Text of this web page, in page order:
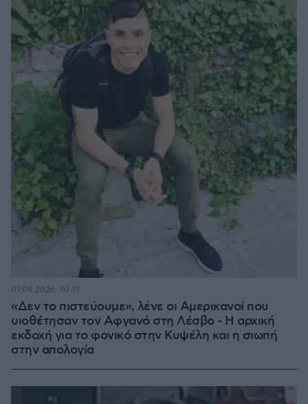
«Δεν το πιστεύουμε», λένε οι Αμερικανοί που
υιοθέτησαν τον Αφγανό στη Λέσβο - Η αρχική
εκδοχή για το φονικό στην Κυψέλη και η σιωπή
στην απολογία
07.08.2026, 07:19